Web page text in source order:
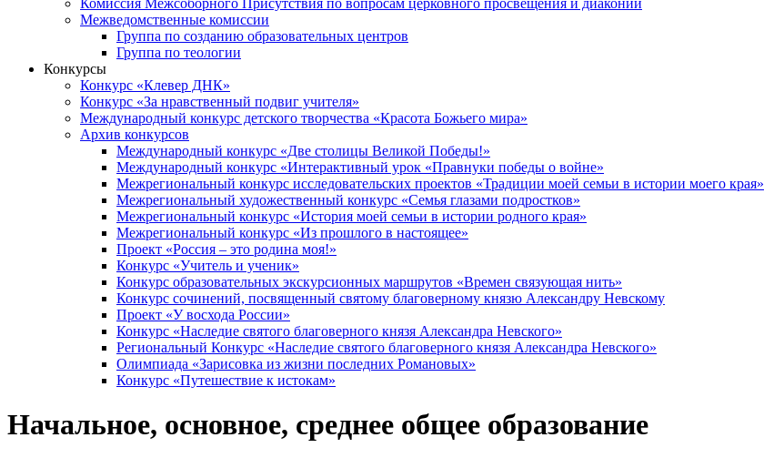
Комиссия Межсоборного Присутствия по вопросам церковного просвещения и диаконии
Межведомственные комиссии
Группа по созданию образовательных центров
Группа по теологии
Конкурсы
Конкурс «Клевер ДНК»
Конкурс «За нравственный подвиг учителя»
Международный конкурс детского творчества «Красота Божьего мира»
Архив конкурсов
Международный конкурс «Две столицы Великой Победы!»
Международный конкурс «Интерактивный урок «Правнуки победы о войне»
Межрегиональный конкурс исследовательских проектов «Традиции моей семьи в истории моего края»
Межрегиональный художественный конкурс «Семья глазами подростков»
Межрегиональный конкурс «История моей семьи в истории родного края»
Межрегиональный конкурс «Из прошлого в настоящее»
Проект «Россия – это родина моя!»
Конкурс «Учитель и ученик»
Конкурс образовательных экскурсионных маршрутов «Времен связующая нить»
Конкурс сочинений, посвященный святому благоверному князю Александру Невскому
Проект «У восхода России»
Конкурс «Наследие святого благоверного князя Александра Невского»
Региональный Конкурс «Наследие святого благоверного князя Александра Невского»
Олимпиада «Зарисовка из жизни последних Романовых»
Конкурс «Путешествие к истокам»
Начальное, основное, среднее общее образование